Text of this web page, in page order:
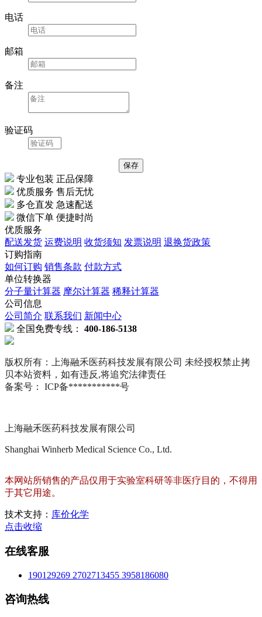
电话
邮箱
备注
验证码
专业包装 正品保障
优质服务 售后无忧
多仓直发 急速配送
微信下单 便捷时尚
优质服务
配送发货 运费说明 收货须知 发票说明 退换货政策
订购指南
如何订购 销售条款 付款方式
单位转换器
分子量计算器 摩尔计算器 稀释计算器
公司信息
公司简介 联系我们 新闻中心
全国免费专线： 400-186-5138
版权所有：上海融禾医药科技发展有限公司 未经授权禁止拷
贝本站资料，如有违反,将追究法律责任
备案号： ICP备***********号
上海融禾医药科技发展有限公司
Shanghai Winherb Medical Science Co., Ltd.
本网站所销售的产品仅用于实验室科研等非医疗目的，不得用
于其它用途。
技术支持： 库价化学
点击收缩
在线客服
190129269 2702713455 3958186080
咨询热线